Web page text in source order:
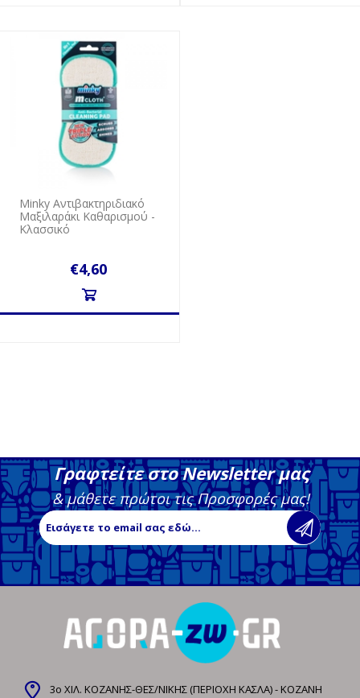
Minky Aντιβακτηριδιακό
Mαξιλαράκι Kαθαρισμού -
Κλασσικό
€4,60
Γραφτείτε στο Newsletter μας
& μάθετε πρώτοι τις Προσφορές μας!
3ο ΧΙΛ. ΚΟΖΑΝΗΣ-ΘΕΣ/ΝΙΚΗΣ (ΠΕΡΙΟΧΗ ΚΑΣΛΑ) - ΚΟΖΑΝΗ